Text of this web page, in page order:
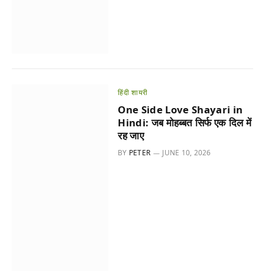
हिंदी शायरी
One Side Love Shayari in
Hindi: जब मोहब्बत सिर्फ एक दिल में
रह जाए
BY PETER JUNE 10, 2026